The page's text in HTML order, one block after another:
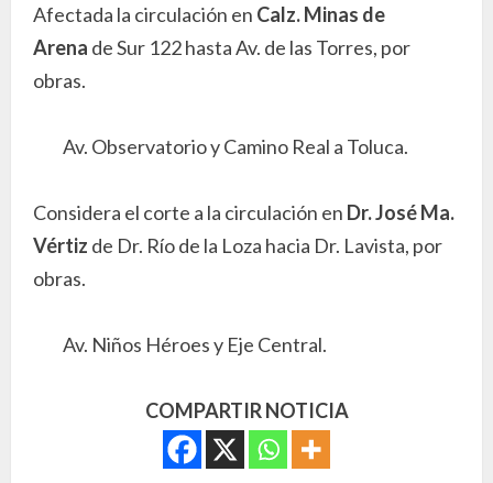
Afectada la circulación en Calz. Minas de
Arena de Sur 122 hasta Av. de las Torres, por
obras.
Av. Observatorio y Camino Real a Toluca.
Considera el corte a la circulación en Dr. José Ma.
Vértiz de Dr. Río de la Loza hacia Dr. Lavista, por
obras.
Av. Niños Héroes y Eje Central.
COMPARTIR NOTICIA